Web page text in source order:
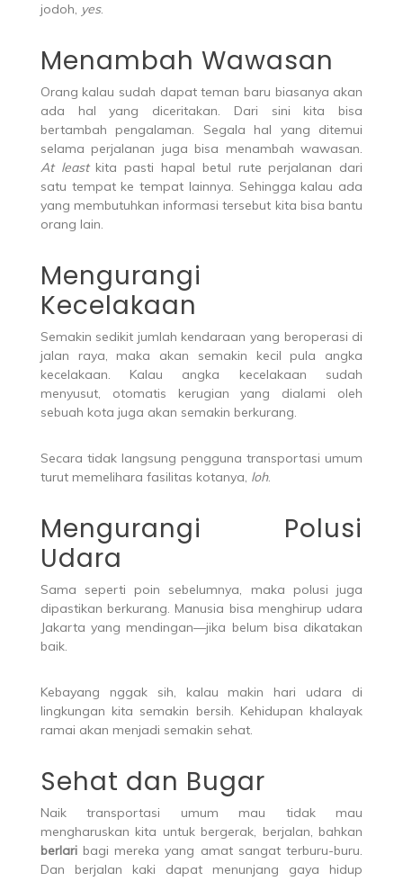
jodoh, yes.
Menambah Wawasan
Orang kalau sudah dapat teman baru biasanya akan
ada hal yang diceritakan. Dari sini kita bisa
bertambah pengalaman. Segala hal yang ditemui
selama perjalanan juga bisa menambah wawasan.
At leastkita pasti hapal betul rute perjalanan dari
satu tempat ke tempat lainnya. Sehingga kalau ada
yang membutuhkan informasi tersebut kita bisa bantu
orang lain.
Mengurangi
Kecelakaan
Semakin sedikit jumlah kendaraan yang beroperasi di
jalan raya, maka akan semakin kecil pula angka
kecelakaan. Kalau angka kecelakaan sudah
menyusut, otomatis kerugian yang dialami oleh
sebuah kota juga akan semakin berkurang.
Secara tidak langsung pengguna transportasi umum
turut memelihara fasilitas kotanya, loh.
Mengurangi Polusi
Udara
Sama seperti poin sebelumnya, maka polusi juga
dipastikan berkurang. Manusia bisa menghirup udara
Jakarta yang mendingan—jika belum bisa dikatakan
baik.
Kebayang nggak sih, kalau makin hari udara di
lingkungan kita semakin bersih. Kehidupan khalayak
ramai akan menjadi semakin sehat.
Sehat dan Bugar
Naik transportasi umum mau tidak mau
mengharuskan kita untuk bergerak, berjalan, bahkan
berlaribagi mereka yang amat sangat terburu-buru.
Dan berjalan kaki dapat menunjang gaya hidup